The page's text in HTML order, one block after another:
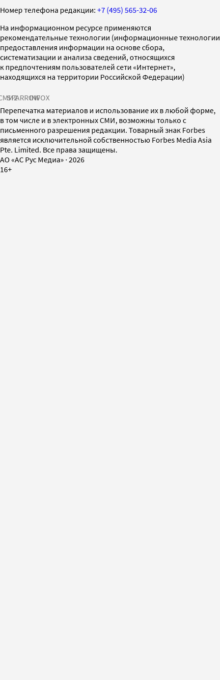
Номер телефона редакции: +7 (495) 565-32-06
На информационном ресурсе применяются
рекомендательные технологии (информационные технологии
предоставления информации на основе сбора,
систематизации и анализа сведений, относящихся
к предпочтениям пользователей сети «Интернет»,
находящихся на территории Российской Федерации)
SPARROWINFOX
Перепечатка материалов и использование их в любой форме,
в том числе и в электронных СМИ, возможны только с
письменного разрешения редакции. Товарный знак Forbes
является исключительной собственностью Forbes Media Asia
Pte. Limited. Все права защищены.
AO «АС Рус Медиа» · 2026
16+